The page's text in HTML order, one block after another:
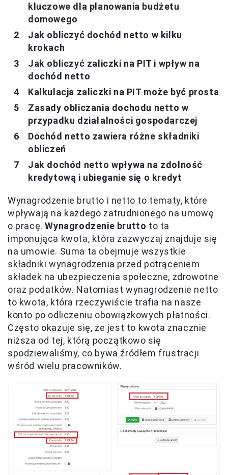
kluczowe dla planowania budżetu
domowego
Jak obliczyć dochód netto w kilku
krokach
Jak obliczyć zaliczki na PIT i wpływ na
dochód netto
Kalkulacja zaliczki na PIT może być prosta
Zasady obliczania dochodu netto w
przypadku działalności gospodarczej
Dochód netto zawiera różne składniki
obliczeń
Jak dochód netto wpływa na zdolność
kredytową i ubieganie się o kredyt
Wynagrodzenie brutto i netto to tematy, które
wpływają na każdego zatrudnionego na umowę
o pracę.Wynagrodzenie brutto to ta
imponująca kwota, która zazwyczaj znajduje się
na umowie. Suma ta obejmuje wszystkie
składniki wynagrodzenia przed potrąceniem
składek na ubezpieczenia społeczne, zdrowotne
oraz podatków. Natomiast wynagrodzenie netto
to kwota, która rzeczywiście trafia na nasze
konto po odliczeniu obowiązkowych płatności.
Często okazuje się, że jest to kwota znacznie
niższa od tej, którą początkowo się
spodziewaliśmy, co bywa źródłem frustracji
wśród wielu pracowników.